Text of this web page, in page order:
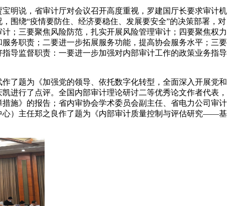
明说，省审计厅对会议召开高度重视，罗建国厅长要求审计机
围绕“疫情要防住、经济要稳住、发展要安全”的决策部署，对
；三要聚焦风险防范，扎实开展风险管理审计；四要聚焦权力
务职责；二要进一步拓展服务功能，提高协会服务水平；三要
导监督职责：一要进一步加强对内部审计工作的政策业务指导
了题为《加强党的领导、依托数字化转型，全面深入开展党和
进行了点评。全国内部审计理论研讨二等优秀论文作者代表，
施》的报告；省内审协会学术委员会副主任、省电力公司审计
心）主任郑之良作了题为《内部审计质量控制与评估研究——基